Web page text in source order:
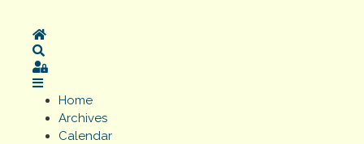
Home
Sign In
Home
Archives
Calendar